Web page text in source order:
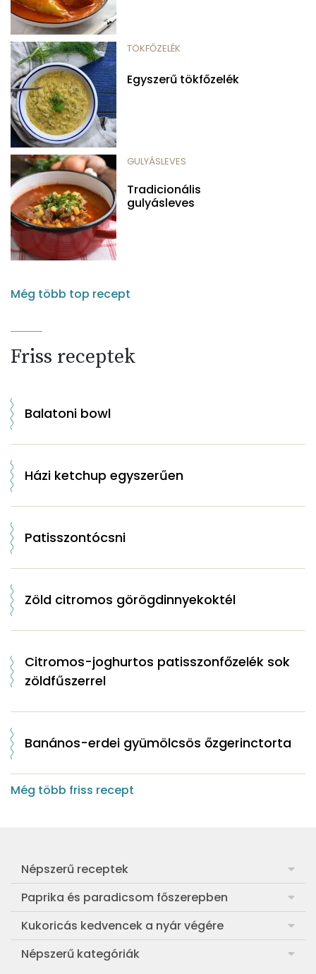
TÖKFŐZELÉK
Egyszerű tökfőzelék
GULYÁSLEVES
Tradicionális
gulyásleves
Még több top recept
Friss receptek
Balatoni bowl
Házi ketchup egyszerűen
Patisszontócsni
Zöld citromos görögdinnyekoktél
Citromos-joghurtos patisszonfőzelék sok
zöldfűszerrel
Banános-erdei gyümölcsös őzgerinctorta
Még több friss recept
Népszerű receptek
Frankfurti leves
Egyszerű muffin
Aranygaluska
Paprika és paradicsom főszerepben
Pan con Tomate
Paradicsom és paprika eltevése télre
Kukoricás kedvencek a nyár végére
Legfinomabb főtt kukorica
Népszerű kategóriák